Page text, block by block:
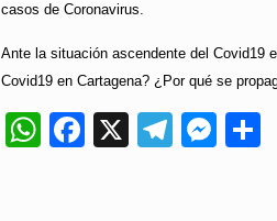
casos de Coronavirus.
Ante la situación ascendente del Covid19
Covid19 en Cartagena? ¿Por qué se
WhatsApp
Facebook
X